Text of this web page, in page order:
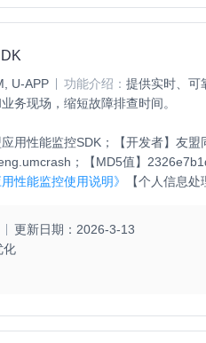
U-APP 功能介绍： 提供实时、可
务现场，缩短故障排查时间。
用性能监控SDK； 【开发者】 友盟
； 【MD5值】
用性能监控使用说明》 【个人信息处
更新日期： 2026-3-13
化